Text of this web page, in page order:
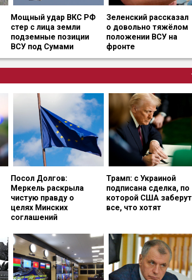
Мощный удар ВКС РФ
стер с лица земли
подземные позиции
ВСУ под Сумами
Зеленский рассказал
о довольно тяжёлом
положении ВСУ на
фронте
Посол Долгов:
Меркель раскрыла
чистую правду о
целях Минских
соглашений
Трамп: с Украиной
подписана сделка, по
которой США заберут
все, что хотят